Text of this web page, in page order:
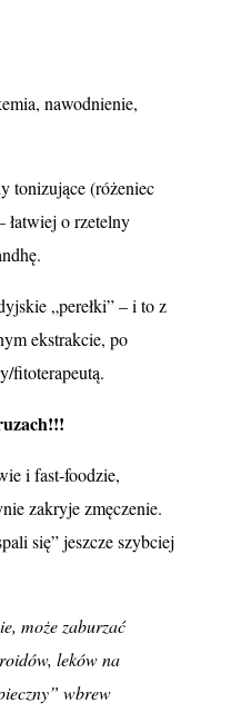
nawodnienie,
tonizujące (różeniec
łatwiej o rzetelny
„perełki” – i to z
ekstrakcie, po
fitoterapeutą.
i fast‑foodzie,
zakryje zmęczenie.
się” jeszcze szybciej
może zaburzać
leków na
wbrew